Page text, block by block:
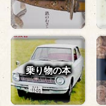
乗り物の本